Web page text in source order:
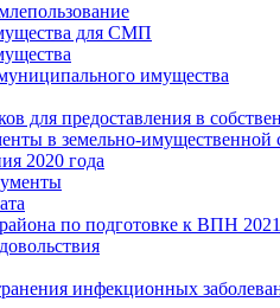
для СМП
имущества
для предоставления в
в земельно-имущественной
2020 года
по подготовке к ВПН 2021
инфекционных